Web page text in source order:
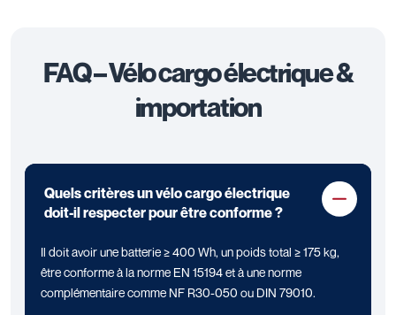
FAQ – Vélo cargo électrique &
importation
Quels critères un vélo cargo électrique
doit-il respecter pour être conforme ?
Il doit avoir une batterie ≥ 400 Wh, un poids total ≥ 175 kg,
être conforme à la norme EN 15194 et à une norme
complémentaire comme NF R30-050 ou DIN 79010.